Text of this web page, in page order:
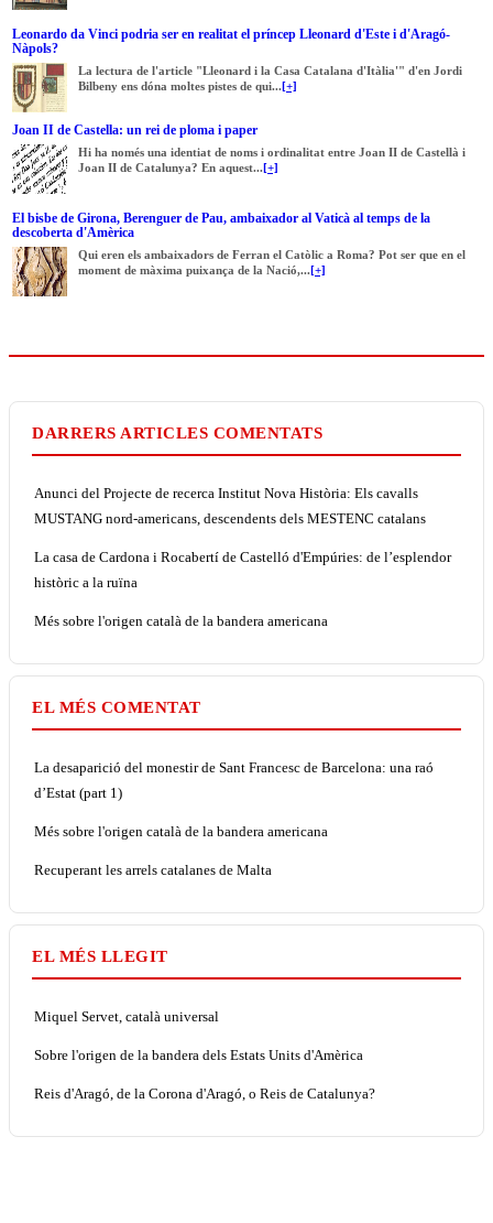
Leonardo da Vinci podria ser en realitat el príncep Lleonard d'Este i d'Aragó-
Nàpols?
La lectura de l'article "Lleonard i la Casa Catalana d'Itàlia'" d'en Jordi
Bilbeny ens dóna moltes pistes de qui...[+]
Joan II de Castella: un rei de ploma i paper
Hi ha només una identiat de noms i ordinalitat entre Joan II de Castellà i
Joan II de Catalunya? En aquest...[+]
El bisbe de Girona, Berenguer de Pau, ambaixador al Vaticà al temps de la
descoberta d'Amèrica
Qui eren els ambaixadors de Ferran el Catòlic a Roma? Pot ser que en el
moment de màxima puixança de la Nació,...[+]
DARRERS ARTICLES COMENTATS
Anunci del Projecte de recerca Institut Nova Història: Els cavalls
MUSTANG nord-americans, descendents dels MESTENC catalans
La casa de Cardona i Rocabertí de Castelló d'Empúries: de l’esplendor
històric a la ruïna
Més sobre l'origen català de la bandera americana
EL MÉS COMENTAT
La desaparició del monestir de Sant Francesc de Barcelona: una raó
d’Estat (part 1)
Més sobre l'origen català de la bandera americana
Recuperant les arrels catalanes de Malta
EL MÉS LLEGIT
Miquel Servet, català universal
Sobre l'origen de la bandera dels Estats Units d'Amèrica
Reis d'Aragó, de la Corona d'Aragó, o Reis de Catalunya?